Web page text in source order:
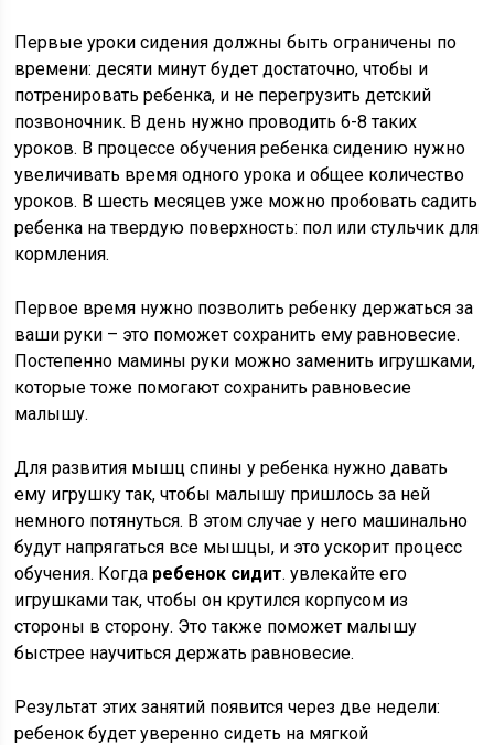
Первые уроки сидения должны быть ограничены по
времени: десяти минут будет достаточно, чтобы и
потренировать ребенка, и не перегрузить детский
позвоночник. В день нужно проводить 6-8 таких
уроков. В процессе обучения ребенка сидению нужно
увеличивать время одного урока и общее количество
уроков. В шесть месяцев уже можно пробовать садить
ребенка на твердую поверхность: пол или стульчик для
кормления.
Первое время нужно позволить ребенку держаться за
ваши руки – это поможет сохранить ему равновесие.
Постепенно мамины руки можно заменить игрушками,
которые тоже помогают сохранить равновесие
малышу.
Для развития мышц спины у ребенка нужно давать
ему игрушку так, чтобы малышу пришлось за ней
немного потянуться. В этом случае у него машинально
будут напрягаться все мышцы, и это ускорит процесс
обучения. Когда ребенок сидит. увлекайте его
игрушками так, чтобы он крутился корпусом из
стороны в сторону. Это также поможет малышу
быстрее научиться держать равновесие.
Результат этих занятий появится через две недели:
ребенок будет уверенно сидеть на мягкой